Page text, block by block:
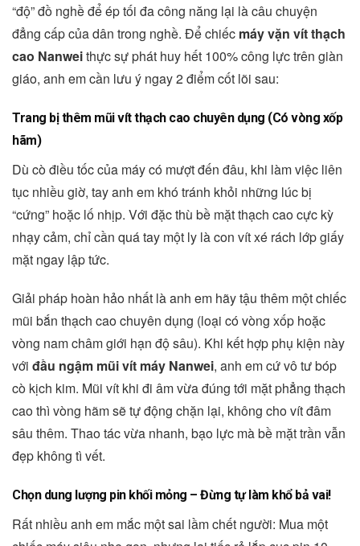
“độ” đồ nghề để ép tối đa công năng lại là câu chuyện
đẳng cấp của dân trong nghề. Để chiếc máy vặn vít thạch
cao Nanweithực sự phát huy hết 100% công lực trên giàn
giáo, anh em cần lưu ý ngay 2 điểm cốt lõi sau:
Trang bị thêm mũi vít thạch cao chuyên dụng (Có vòng xốp
hãm)
Dù cò điều tốc của máy có mượt đến đâu, khi làm việc liên
tục nhiều giờ, tay anh em khó tránh khỏi những lúc bị
“cứng” hoặc lố nhịp. Với đặc thù bề mặt thạch cao cực kỳ
nhạy cảm, chỉ cần quá tay một ly là con vít xé rách lớp giấy
mặt ngay lập tức.
Giải pháp hoàn hảo nhất là anh em hãy tậu thêm một chiếc
mũi bắn thạch cao chuyên dụng (loại có vòng xốp hoặc
vòng nam châm giới hạn độ sâu). Khi kết hợp phụ kiện này
với đầu ngậm mũi vít máy Nanwei, anh em cứ vô tư bóp
cò kịch kim. Mũi vít khi đi âm vừa đúng tới mặt phẳng thạch
cao thì vòng hãm sẽ tự động chặn lại, không cho vít đâm
sâu thêm. Thao tác vừa nhanh, bạo lực mà bề mặt trần vẫn
đẹp không tì vết.
Chọn dung lượng pin khối mỏng – Đừng tự làm khổ bả vai!
Rất nhiều anh em mắc một sai lầm chết người: Mua một